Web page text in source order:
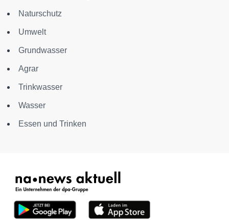
Naturschutz
Umwelt
Grundwasser
Agrar
Trinkwasser
Wasser
Essen und Trinken